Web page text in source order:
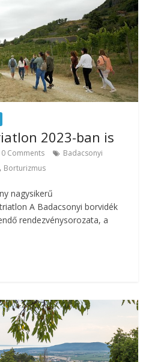
2023-ban is
0 Comments
Badacsonyi
, Borturizmus
nagysikerű
A Badacsonyi borvidék
rendezvénysorozata, a